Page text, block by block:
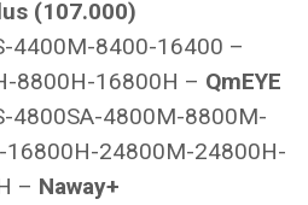
(107.000)
4400M-8400-16400 –
8800H-16800H – QmEYE
4800SA-4800M-8800M-
24800M-24800H-
– Naway+